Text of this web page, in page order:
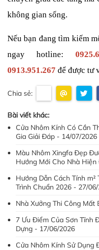
không gian sống.
Nếu bạn đang tìm kiếm
ngay hotline:
0913.951.267 để được tư
Chia sẻ:
Bài viết khác:
Cửa Nhôm Kính Có Cần
Gia Giải Đáp - 14/07/2026
Màu Nhôm Xingfa Đẹp
Hướng Mới Cho Nhà
Hướng Dẫn Cách Tính
Trình Chuẩn 2026 - 27/
Nhà Xưởng Thi Công Mất
7 Ưu Điểm Của Sơn Tĩnh
Dựng - 17/06/2026
Cửa Nhôm Kính Sử Dụng